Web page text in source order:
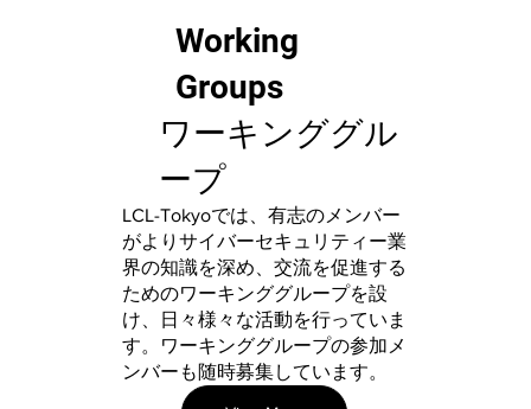
​Working
Groups
​ワーキンググル
ープ
LCL-Tokyoでは、有志のメンバー
がよりサイバーセキュリティー業
界の知識を深め、交流を促進する
ためのワーキンググループを設
け、日々様々な活動を行っていま
す。ワーキンググループの参加メ
ンバーも随時募集しています。